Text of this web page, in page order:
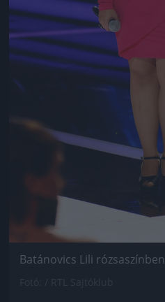
Batánovics Lili rózsaszínben